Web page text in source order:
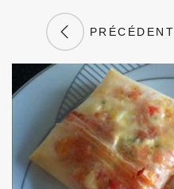
PRÉCÉDENT